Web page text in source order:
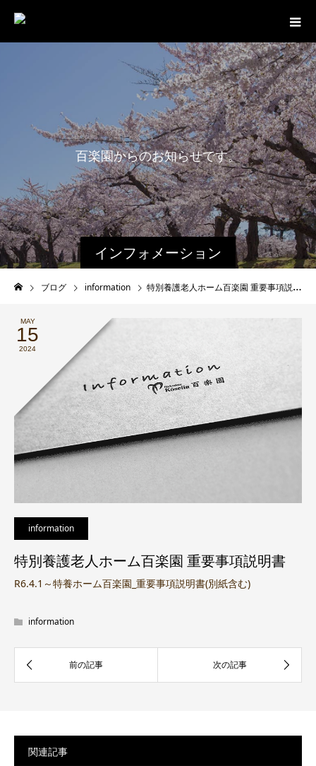
インフォメーション
百楽園からのお知らせです。
ブログ information 特別養護老人ホーム百楽園 重要事項説明書
MAY
15
2024
information
特別養護老人ホーム百楽園 重要事項説明書
R6.4.1～特養ホーム百楽園_重要事項説明書(別紙含む)
information
関連記事